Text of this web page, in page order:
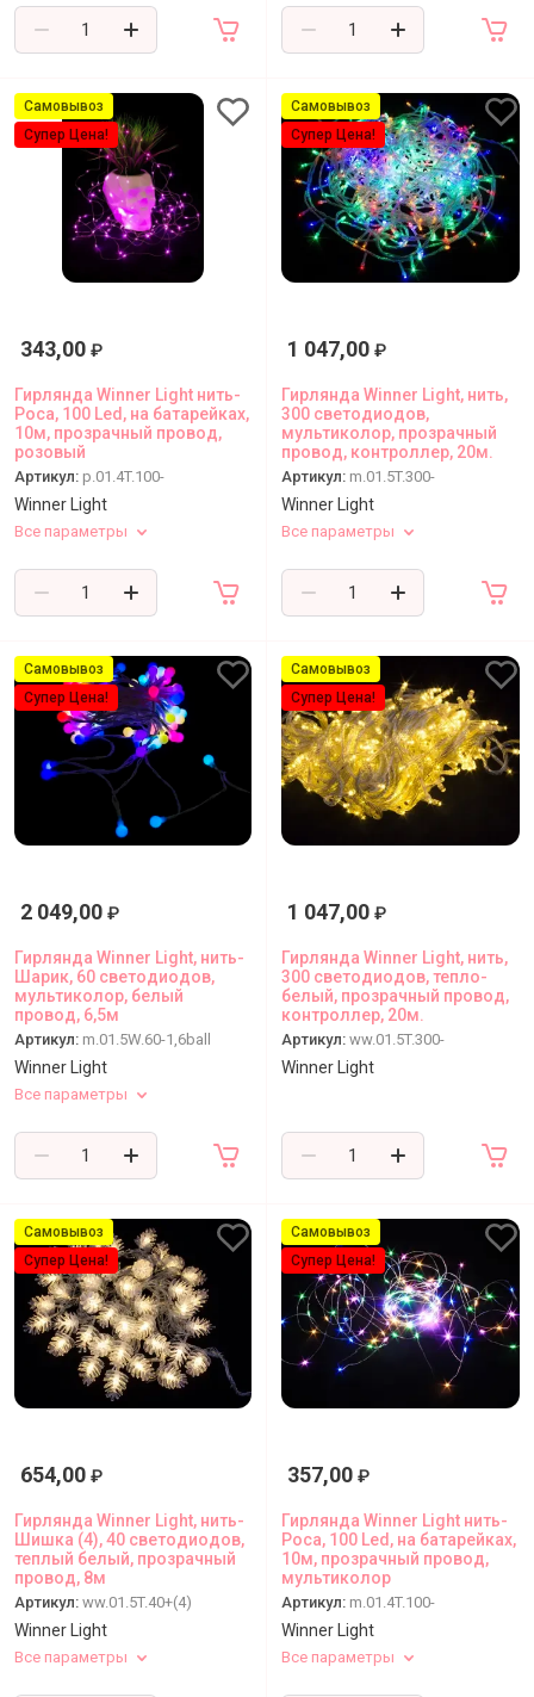
Самовывоз
Супер Цена!
343,00 ₽
Гирлянда Winner Light нить-
Роса, 100 Led, на батарейках,
10м, прозрачный провод,
розовый
Артикул: p.01.4T.100-
Winner Light
Все параметры
Самовывоз
Супер Цена!
1 047,00 ₽
Гирлянда Winner Light, нить,
300 светодиодов,
мультиколор, прозрачный
провод, контроллер, 20м.
Артикул: m.01.5T.300-
Winner Light
Все параметры
Самовывоз
Супер Цена!
2 049,00 ₽
Гирлянда Winner Light, нить-
Шарик, 60 светодиодов,
мультиколор, белый
провод, 6,5м
Артикул: m.01.5W.60-1,6ball
Winner Light
Все параметры
Самовывоз
Супер Цена!
1 047,00 ₽
Гирлянда Winner Light, нить,
300 светодиодов, тепло-
белый, прозрачный провод,
контроллер, 20м.
Артикул: ww.01.5T.300-
Winner Light
Самовывоз
Супер Цена!
654,00 ₽
Гирлянда Winner Light, нить-
Шишка (4), 40 светодиодов,
теплый белый, прозрачный
провод, 8м
Артикул: ww.01.5T.40+(4)
Winner Light
Все параметры
Самовывоз
Супер Цена!
357,00 ₽
Гирлянда Winner Light нить-
Роса, 100 Led, на батарейках,
10м, прозрачный провод,
мультиколор
Артикул: m.01.4T.100-
Winner Light
Все параметры